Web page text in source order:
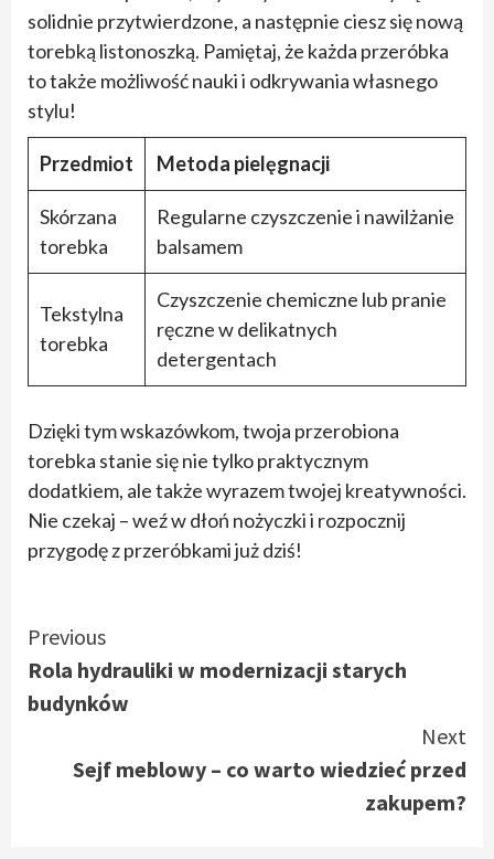
solidnie przytwierdzone, a następnie ciesz się nową
torebką listonoszką. Pamiętaj, że każda przeróbka
to także możliwość nauki i odkrywania własnego
stylu!
Przedmiot Metoda pielęgnacji
Skórzana
torebka
Regularne czyszczenie i nawilżanie
balsamem
Tekstylna
torebka
Czyszczenie chemiczne lub pranie
ręczne w delikatnych
detergentach
Dzięki tym wskazówkom, twoja przerobiona
torebka stanie się nie tylko praktycznym
dodatkiem, ale także wyrazem twojej kreatywności.
Nie czekaj – weź w dłoń nożyczki i rozpocznij
przygodę z przeróbkami już dziś!
Continue
Reading
Previous
Rola hydrauliki w modernizacji starych
budynków
Next
Sejf meblowy – co warto wiedzieć przed
zakupem?